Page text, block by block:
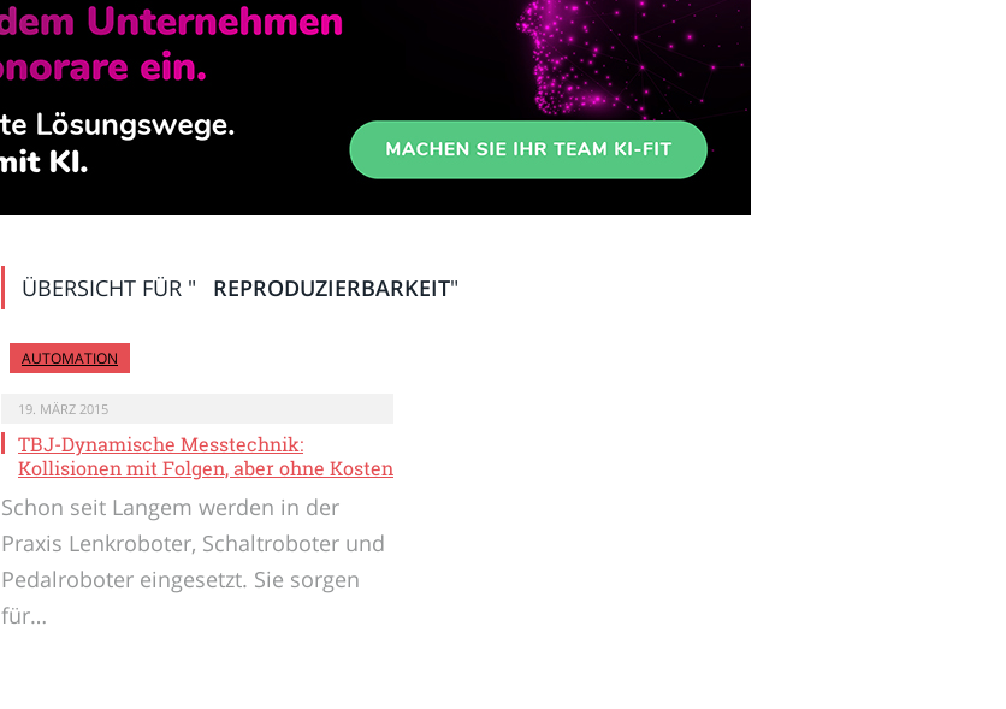
ÜBERSICHT FÜR " REPRODUZIERBARKEIT"
AUTOMATION
19. MÄRZ 2015
TBJ-Dynamische Messtechnik:
Kollisionen mit Folgen, aber ohne Kosten
Schon seit Langem werden in der
Praxis Lenkroboter, Schaltroboter und
Pedalroboter eingesetzt. Sie sorgen
für…